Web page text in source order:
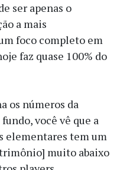
ser apenas o
a mais
foco completo em
faz quase 100% do
os números da
você vê que a
elementares tem um
muito abaixo